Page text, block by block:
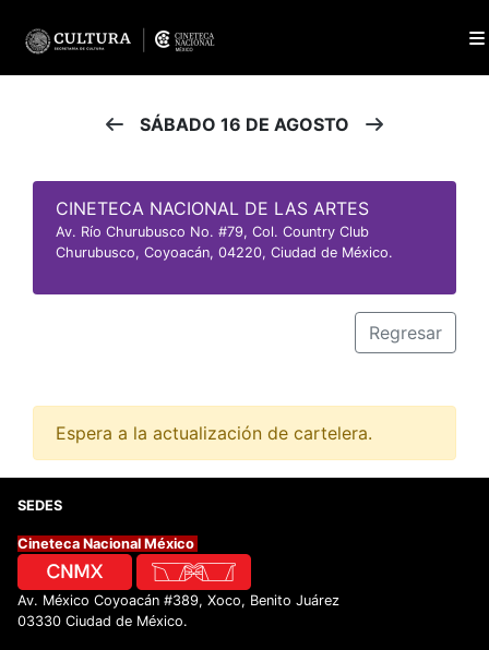
SÁBADO 16 DE AGOSTO
CINETECA NACIONAL DE LAS ARTES
Av. Río Churubusco No. #79, Col. Country Club
Churubusco, Coyoacán, 04220, Ciudad de México.
Regresar
Espera a la actualización de cartelera.
SEDES
Cineteca Nacional México
Av. México Coyoacán #389, Xoco, Benito Juárez
03330 Ciudad de México.